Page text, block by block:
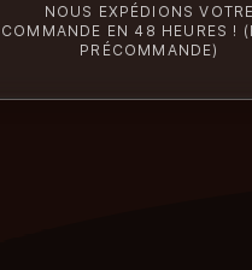
NOUS EXPÉDIONS VOTRE
COMMANDE EN 48 HEURES !
PRÉCOMMANDE)